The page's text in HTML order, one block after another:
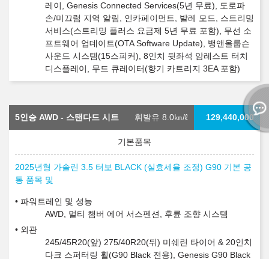
레이, Genesis Connected Services(5년 무료), 도로파
손/미끄럼 지역 알림, 인카페이먼트, 발레 모드, 스트리밍
서비스(스트리밍 플러스 요금제 5년 무료 포함), 무선 소
프트웨어 업데이트(OTA Software Update), 뱅앤올룹슨
사운드 시스템(15스피커), 8인치 뒷좌석 암레스트 터치
디스플레이, 무드 큐레이터(향기 카트리지 3EA 포함)
5인승 AWD - 스탠다드 시트 휘발유 8.0㎞/ℓ 129,440,000
2025년형 가솔린 3.5 터보 BLACK (실효세율 조정) G90 기본 공
통 품목 및
파워트레인 및 성능
AWD, 멀티 챔버 에어 서스펜션, 후륜 조향 시스템
외관
245/45R20(앞) 275/40R20(뒤) 미쉐린 타이어 & 20인치
다크 스퍼터링 휠(G90 Black 전용), Genesis G90 Black